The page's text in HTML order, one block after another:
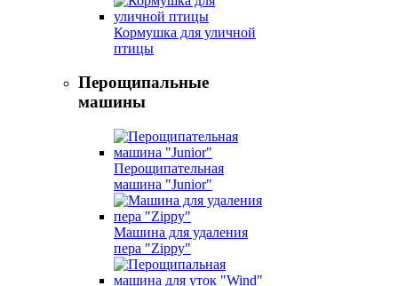
Кормушка для уличной
птицы
Перощипальные
машины
Перощипательная
машина "Junior"
Машина для удаления
пера "Zippy"